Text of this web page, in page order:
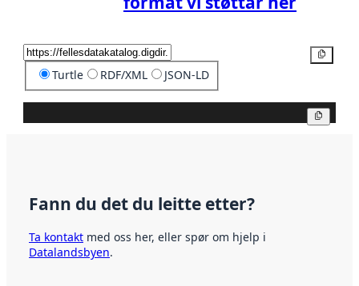
Turtle RDF/XML JSON-LD
Fann du det du leitte etter?
Ta kontakt med oss her, eller spør om hjelp i
Datalandsbyen.